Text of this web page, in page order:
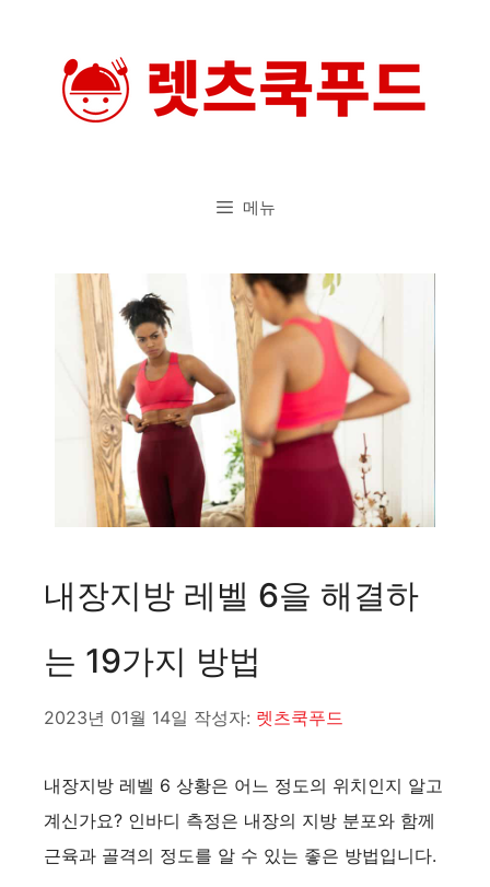
메뉴
내장지방 레벨 6을 해결하
는 19가지 방법
2023년 01월 14일 작성자: 렛츠쿡푸드
내장지방 레벨 6 상황은 어느 정도의 위치인지 알고
계신가요? 인바디 측정은 내장의 지방 분포와 함께
근육과 골격의 정도를 알 수 있는 좋은 방법입니다.